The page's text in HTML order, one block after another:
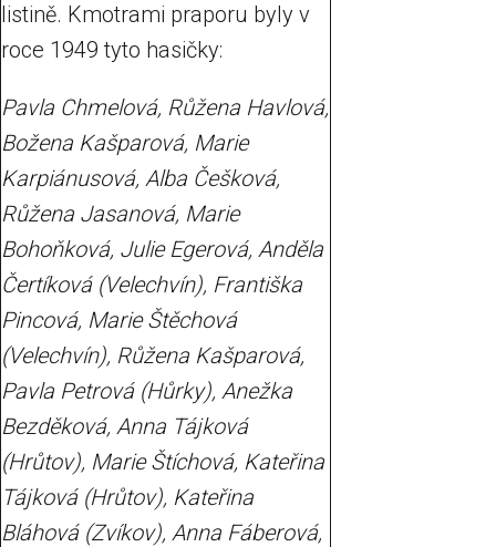
listině. Kmotrami praporu byly v
roce 1949 tyto hasičky:
Pavla Chmelová, Růžena Havlová,
Božena Kašparová, Marie
Karpiánusová, Alba Češková,
Růžena Jasanová, Marie
Bohoňková, Julie Egerová, Anděla
Čertíková (Velechvín), Františka
Pincová, Marie Štěchová
(Velechvín), Růžena Kašparová,
Pavla Petrová (Hůrky), Anežka
Bezděková, Anna Tájková
(Hrůtov), Marie Štíchová, Kateřina
Tájková (Hrůtov), Kateřina
Bláhová (Zvíkov), Anna Fáberová,